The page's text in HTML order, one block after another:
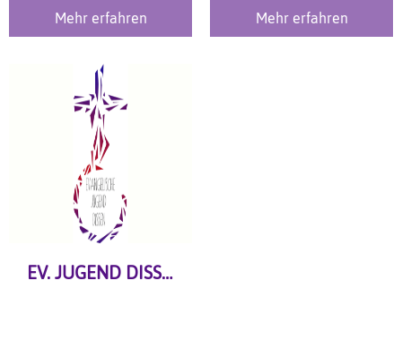
Mehr erfahren Mehr erfahren
EV. JUGEND DISSEN